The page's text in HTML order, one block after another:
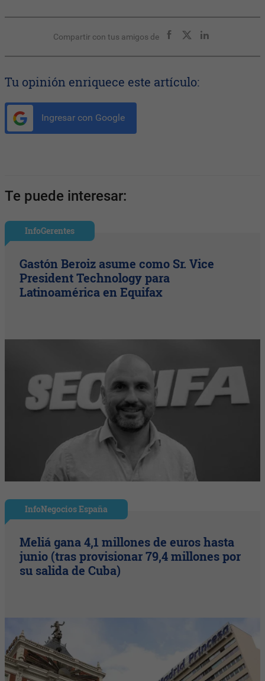
Compartir con tus amigos de
Tu opinión enriquece este artículo:
Ingresar con Google
Te puede interesar:
InfoGerentes
Gastón Beroiz asume como Sr. Vice
President Technology para
Latinoamérica en Equifax
InfoNegocios España
Meliá gana 4,1 millones de euros hasta
junio (tras provisionar 79,4 millones por
su salida de Cuba)